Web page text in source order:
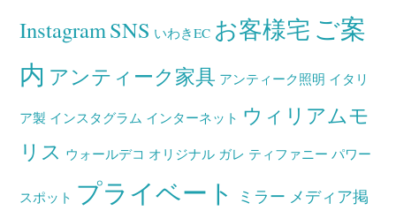
InstagramSNS いわきEC お客様宅 ご案
内 アンティーク家具 アンティーク照明 イタリ
ア製 インスタグラム インターネット ウィリアムモ
リス ウォールデコ オリジナル ガレ ティファニー パワー
スポット プライベート ミラー メディア掲